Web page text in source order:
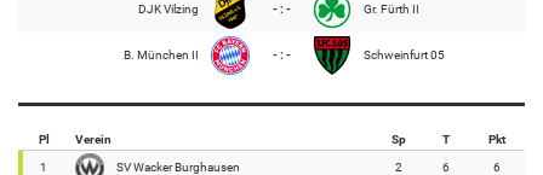
DJK Vilzing - : - Gr. Fürth II
B. München II - : - Schweinfurt 05
Pl Verein Sp T Pkt
1 SV Wacker Burghausen 2 6 6